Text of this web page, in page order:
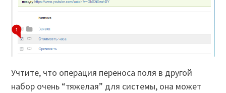
Учтите, что операция переноса поля в другой
набор очень “тяжелая” для системы, она может